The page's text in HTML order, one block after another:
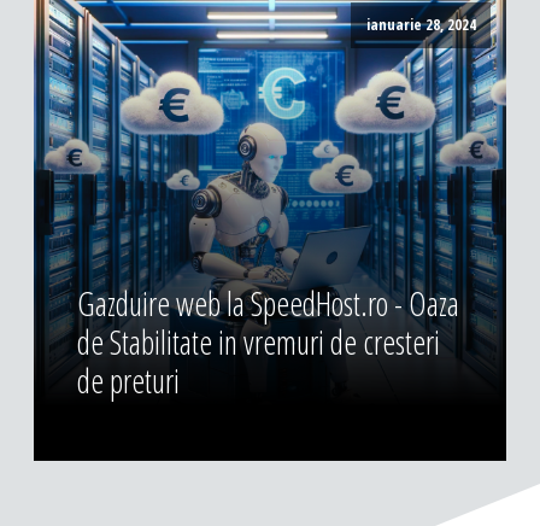
ianuarie 28, 2024
Gazduire web la SpeedHost.ro - Oaza
de Stabilitate in vremuri de cresteri
de preturi